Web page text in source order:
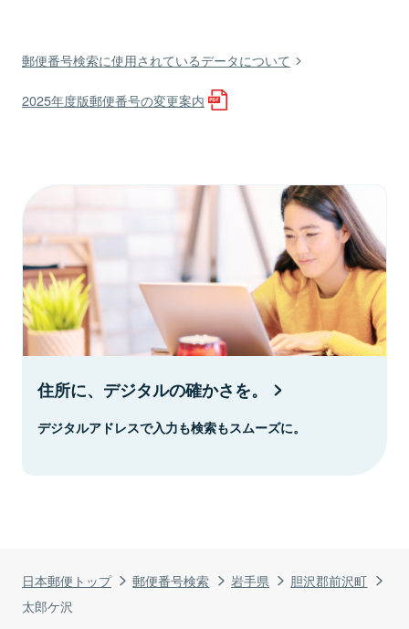
日本郵便トップ 郵便番号検索 岩手県
胆沢郡前沢町
太郎ケ沢
郵便番号検索に使用されているデータについて
2025年度版郵便番号の変更案内
住所に、デジタルの確かさを。
デジタルアドレスで入力も検索もスムーズに。